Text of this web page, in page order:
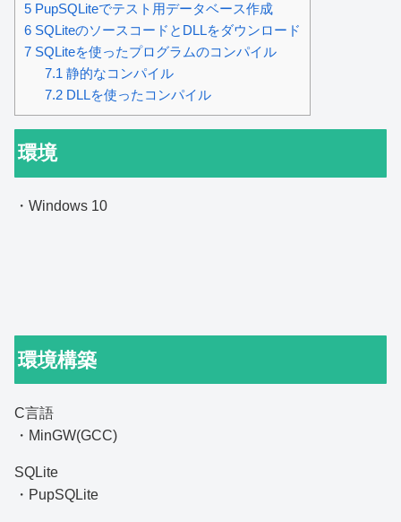
5 PupSQLiteでテスト用データベース作成
6 SQLiteのソースコードとDLLをダウンロード
7 SQLiteを使ったプログラムのコンパイル
7.1 静的なコンパイル
7.2DLLを使ったコンパイル
環境
・Windows 10
環境構築
C言語
・MinGW(GCC)
SQLite
・PupSQLite